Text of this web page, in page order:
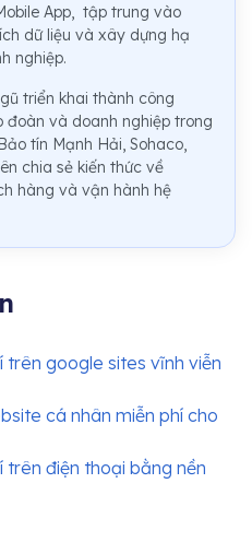
App, tập trung vào
dữ liệu và xây dựng hạ
nghiệp.
triển khai thành công
đoàn và doanh nghiệp trong
tín Mạnh Hải, Sohaco,
chia sẻ kiến thức về
hàng và vận hành hệ
trên google sites vĩnh viễn
cá nhân miễn phí cho
điện thoại bằng nền